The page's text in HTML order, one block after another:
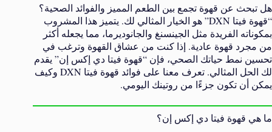
هل تبحث عن قهوة تجمع بين الطعم المميز والفوائد الصحية؟
“قهوة فيتا DXN” هو الخيار المثالي لك. يتميز هذا المشروب
بمكوناته الفريدة مثل الجينسنغ والجانوديرما، مما يجعله أكثر
من مجرد قهوة عادية. إذا كنت من عشاق القهوة وترغب في
تحسين نمط حياتك الصحي، فإن “قهوة فيتا دي إكس إن” يقدم
لك الحل المثالي. تعرف معنا على فوائد قهوة فيتا DXN وكيف
يمكن أن تكون جزءًا من روتينك اليومي.
ما هي قهوة فيتا دي إكس إن؟